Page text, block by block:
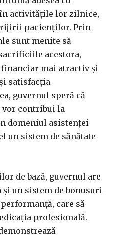
activitățile lor zilnice,
pacienților. Prin
sunt menite să
acestora,
mai atractiv și
satisfacția
guvernul speră că
vor contribui la
domeniul asistenței
un sistem de sănătate
de bază, guvernul are
un sistem de bonusuri
care să
profesională.